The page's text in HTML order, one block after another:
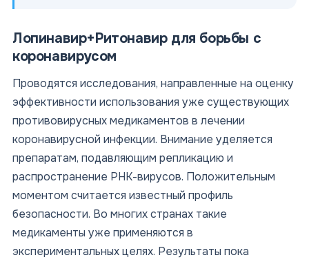
Лопинавир+Ритонавир для борьбы с
коронавирусом
Проводятся исследования, направленные на оценку
эффективности использования уже существующих
противовирусных медикаментов в лечении
коронавирусной инфекции. Внимание уделяется
препаратам, подавляющим репликацию и
распространение РНК-вирусов. Положительным
моментом считается известный профиль
безопасности. Во многих странах такие
медикаменты уже применяются в
экспериментальных целях. Результаты пока